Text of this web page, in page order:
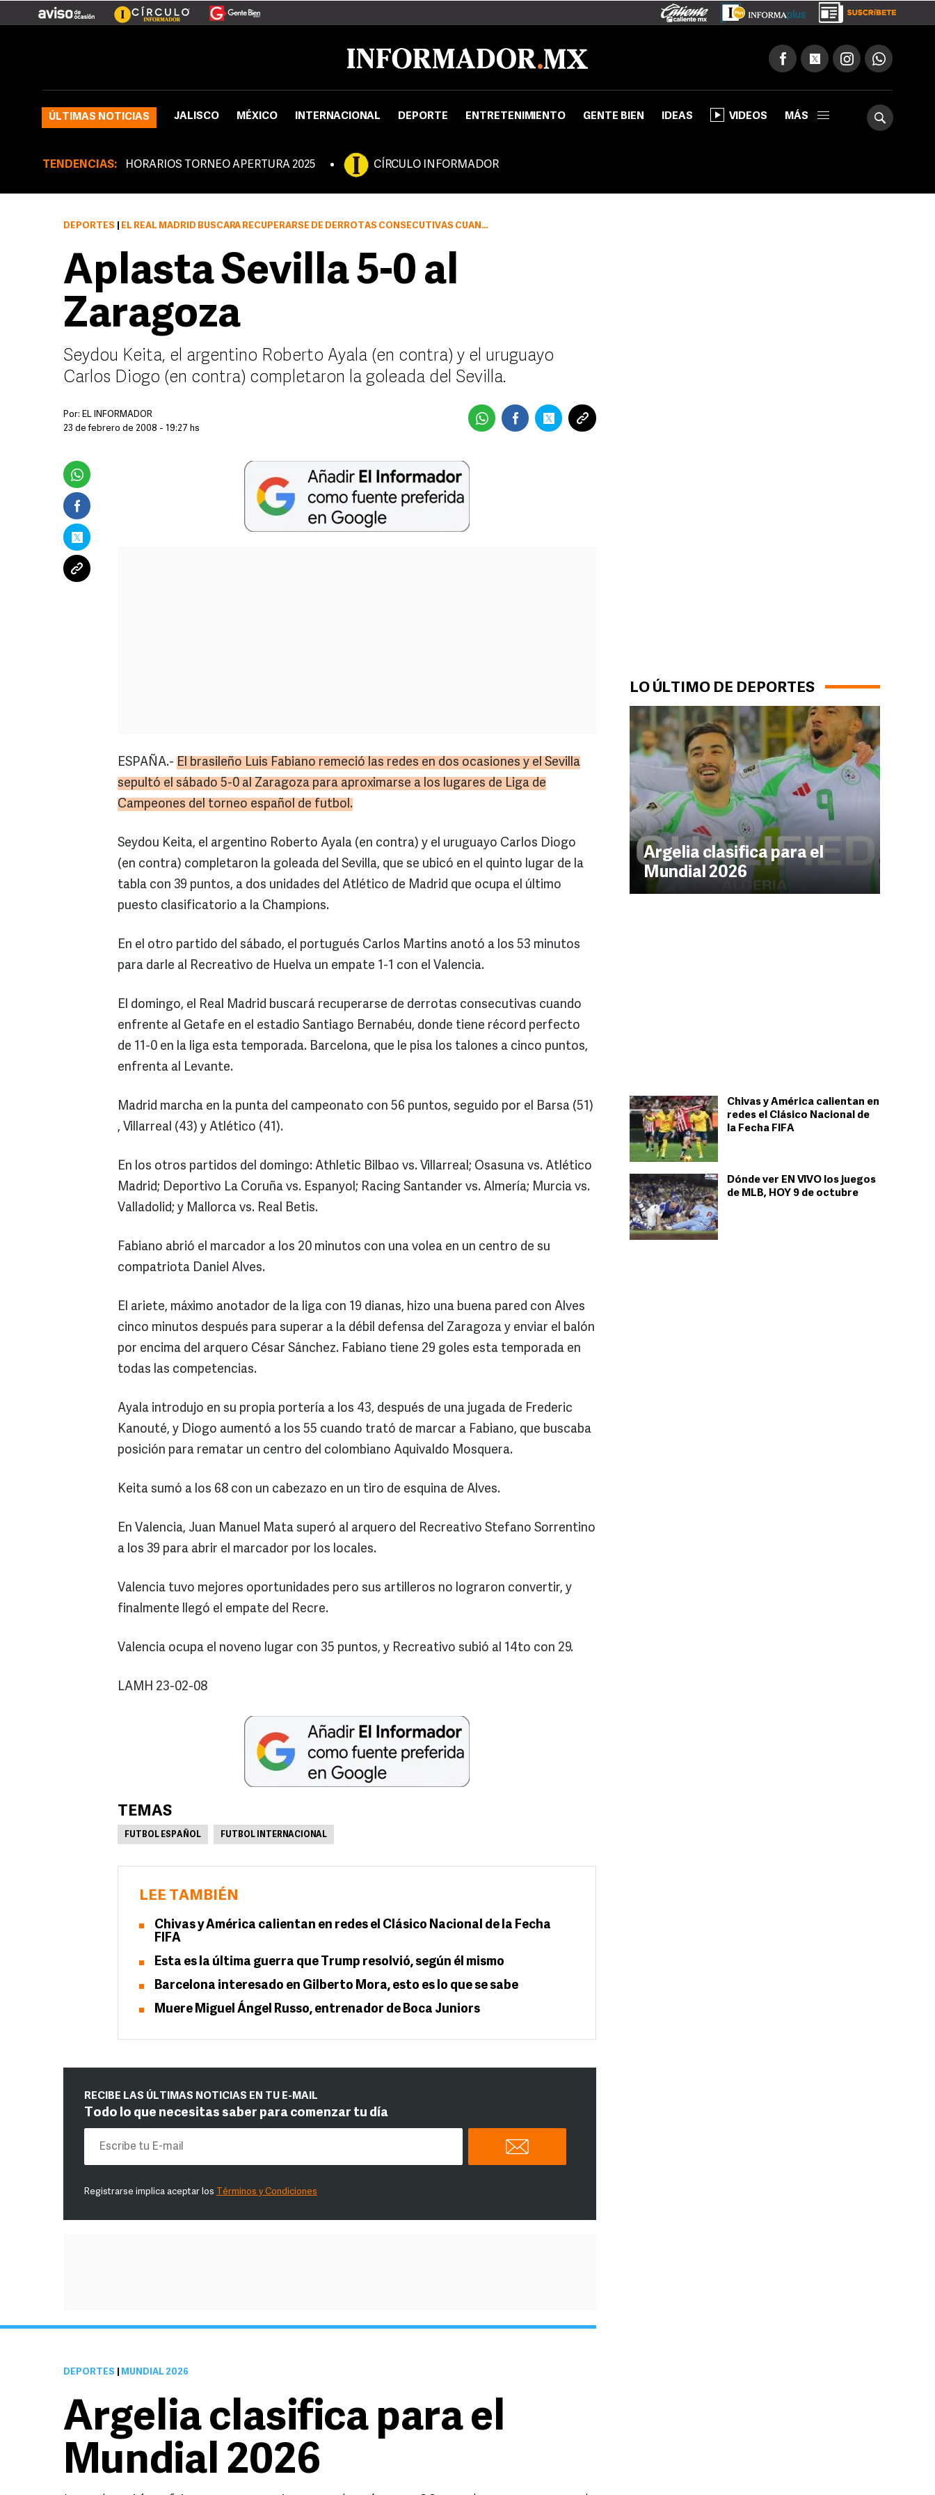
ÚLTIMAS NOTICIAS JALISCO MÉXICO INTERNACIONAL DEPORTE ENTRETENIMIENTO GENTE BIEN IDEAS VIDEOS MÁS
TENDENCIAS: HORARIOS TORNEO APERTURA 2025 CÍRCULO INFORMADOR
LO ÚLTIMO DE DEPORTES
Argelia clasifica para el
Mundial 2026
Chivas y América calientan en
redes el Clásico Nacional de
la Fecha FIFA
Dónde ver EN VIVO los juegos
de MLB, HOY 9 de octubre
DEPORTES EL REAL MADRID BUSCARÁ RECUPERARSE DE DERROTAS CONSECUTIVAS CUANDO ENFRENTE AL GETAFE .
Aplasta Sevilla 5-0 al
Zaragoza
Seydou Keita, el argentino Roberto Ayala (en contra) y el uruguayo
Carlos Diogo (en contra) completaron la goleada del Sevilla.
Por: EL INFORMADOR
23 de febrero de 2008 - 19:27 hs
ESPAÑA.- El brasileño Luis Fabiano remeció las redes en dos ocasiones y el Sevilla
sepultó el sábado 5-0 al Zaragoza para aproximarse a los lugares de Liga de
Campeones del torneo español de futbol.
Seydou Keita, el argentino Roberto Ayala (en contra) y el uruguayo Carlos Diogo
(en contra) completaron la goleada del Sevilla, que se ubicó en el quinto lugar de la
tabla con 39 puntos, a dos unidades del Atlético de Madrid que ocupa el último
puesto clasificatorio a la Champions.
En el otro partido del sábado, el portugués Carlos Martins anotó a los 53 minutos
para darle al Recreativo de Huelva un empate 1-1 con el Valencia.
El domingo, el Real Madrid buscará recuperarse de derrotas consecutivas cuando
enfrente al Getafe en el estadio Santiago Bernabéu, donde tiene récord perfecto
de 11-0 en la liga esta temporada. Barcelona, que le pisa los talones a cinco puntos,
enfrenta al Levante.
Madrid marcha en la punta del campeonato con 56 puntos, seguido por el Barsa (51)
, Villarreal (43) y Atlético (41).
En los otros partidos del domingo: Athletic Bilbao vs. Villarreal; Osasuna vs. Atlético
Madrid; Deportivo La Coruña vs. Espanyol; Racing Santander vs. Almería; Murcia vs.
Valladolid; y Mallorca vs. Real Betis.
Fabiano abrió el marcador a los 20 minutos con una volea en un centro de su
compatriota Daniel Alves.
El ariete, máximo anotador de la liga con 19 dianas, hizo una buena pared con Alves
cinco minutos después para superar a la débil defensa del Zaragoza y enviar el balón
por encima del arquero César Sánchez. Fabiano tiene 29 goles esta temporada en
todas las competencias.
Ayala introdujo en su propia portería a los 43, después de una jugada de Frederic
Kanouté, y Diogo aumentó a los 55 cuando trató de marcar a Fabiano, que buscaba
posición para rematar un centro del colombiano Aquivaldo Mosquera.
Keita sumó a los 68 con un cabezazo en un tiro de esquina de Alves.
En Valencia, Juan Manuel Mata superó al arquero del Recreativo Stefano Sorrentino
a los 39 para abrir el marcador por los locales.
Valencia tuvo mejores oportunidades pero sus artilleros no lograron convertir, y
finalmente llegó el empate del Recre.
Valencia ocupa el noveno lugar con 35 puntos, y Recreativo subió al 14to con 29.
LAMH 23-02-08
TEMAS
FUTBOL ESPAÑOL FUTBOL INTERNACIONAL
LEE TAMBIÉN
Chivas y América calientan en redes el Clásico Nacional de la Fecha
FIFA
Esta es la última guerra que Trump resolvió, según él mismo
Barcelona interesado en Gilberto Mora, esto es lo que se sabe
Muere Miguel Ángel Russo, entrenador de Boca Juniors
RECIBE LAS ÚLTIMAS NOTICIAS EN TU E-MAIL
Todo lo que necesitas saber para comenzar tu día
Registrarse implica aceptar los Términos y Condiciones
DEPORTES MUNDIAL 2026
Argelia clasifica para el
Mundial 2026